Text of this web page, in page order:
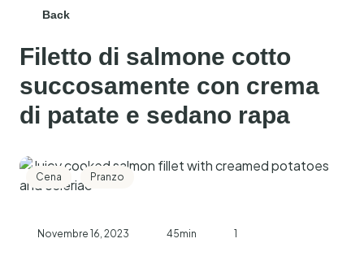
Back
Filetto di salmone cotto
succosamente con crema
di patate e sedano rapa
Cena Pranzo
Novembre 16, 2023 45min 1